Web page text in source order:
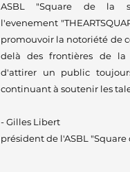
ASBL "Square de la
l'evenement
promouvoir la notoriété de
delà des frontières de la
d'attirer un public
continuant à soutenir les
- Gilles Libert
président de l'ASBL